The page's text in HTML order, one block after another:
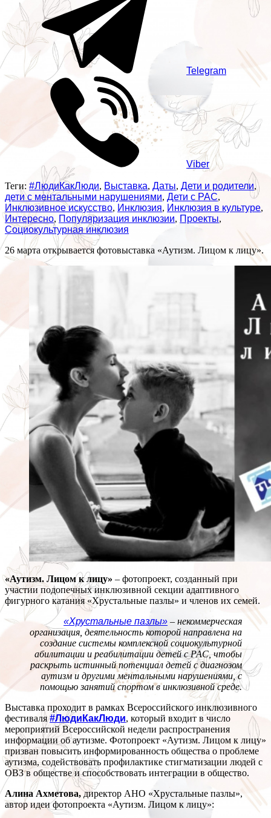
Telegram
Viber
Теги: #ЛюдиКакЛюди, Выставка, Даты, Дети и родители,
дети с ментальными нарушениями, Дети с РАС,
Инклюзивное искусство, Инклюзия, Инклюзия в культуре,
Интересно, Популяризация инклюзии, Проекты,
Социокультурная инклюзия
26 марта открывается фотовыставка «Аутизм. Лицом к лицу».
«Аутизм. Лицом к лицу» – фотопроект, созданный при
участии подопечных инклюзивной секции адаптивного
фигурного катания «Хрустальные пазлы» и членов их семей.
«Хрустальные пазлы»– некоммерческая
организация, деятельность которой направлена на
создание системы комплексной социокультурной
абилитации и реабилитации детей с РАС, чтобы
раскрыть истинный потенциал детей с диагнозом
аутизм и другими ментальными нарушениями, с
помощью занятий спортом в инклюзивной среде.
Выставка проходит в рамках Всероссийского инклюзивного
фестиваля#ЛюдиКакЛюди, который входит в число
мероприятий Всероссийской недели распространения
информации об аутизме. Фотопроект «Аутизм. Лицом к лицу»
призван повысить информированность общества о проблеме
аутизма, содействовать профилактике стигматизации людей с
ОВЗ в обществе и способствовать интеграции в общество.
Алина Ахметова,директор АНО «Хрустальные пазлы»,
автор идеи фотопроекта «Аутизм. Лицом к лицу»: